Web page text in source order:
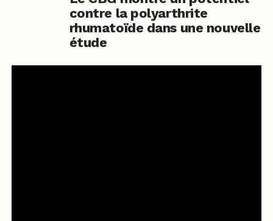
contre la polyarthrite
rhumatoïde dans une nouvelle
étude